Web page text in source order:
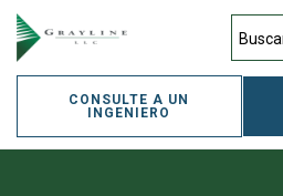
CONSULTE A UN
INGENIERO